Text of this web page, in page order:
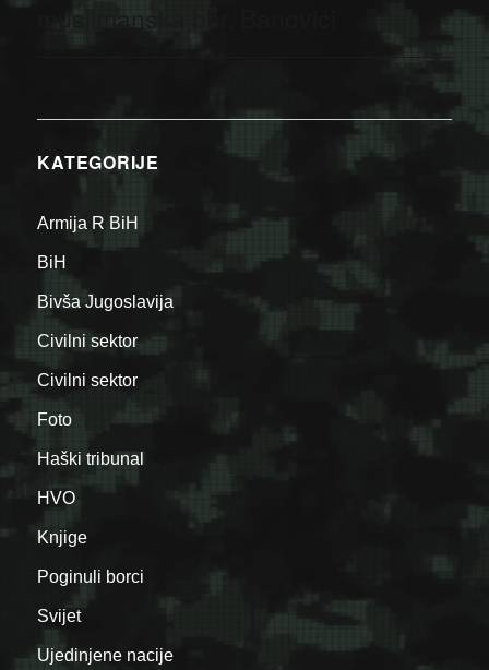
muslimanska bbr. Banovići
KATEGORIJE
Armija R BiH
BiH
Bivša Jugoslavija
Civilni sektor
Civilni sektor
Foto
Haški tribunal
HVO
Knjige
Poginuli borci
Svijet
Ujedinjene nacije